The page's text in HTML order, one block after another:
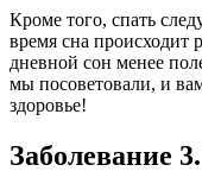
Кроме того, спать
время сна происходит
дневной сон менее
мы посоветовали, и
здоровье!
Заболевание